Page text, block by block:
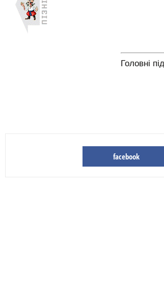
Головні
facebook